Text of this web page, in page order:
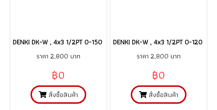
DENKI DK-W , 4x3 1/2PT 0-150 C / เกจ์วัดอุณหภูมิ/คะปิลลารี่
ราคา 2,800 บาท
฿0
สั่งซื้อสินค้า
DENKI DK-W , 4x3 1/2PT 0-120 C
ราคา 2,800 บาท
฿0
สั่งซื้อสินค้า